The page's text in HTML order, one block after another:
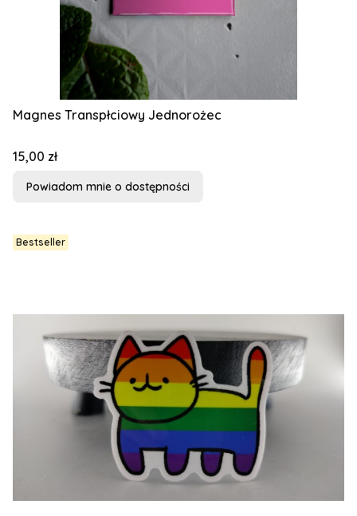
Magnes Transpłciowy Jednorożec
Cena
15,00 zł
Powiadom mnie o dostępności
Bestseller